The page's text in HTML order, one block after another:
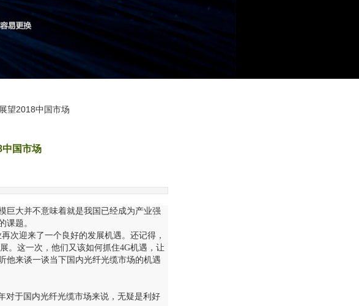
望2018中国市场
国市场
巨大并不意味着就是我国已经成为产业强
课题。
次迎来了一个良好的发展机遇。还记得，
。这一次，他们又该如何抓住4G机遇，让
他来谈一谈当下国内光纤光缆市场的机遇
对于国内光纤光缆市场来说，无疑是利好